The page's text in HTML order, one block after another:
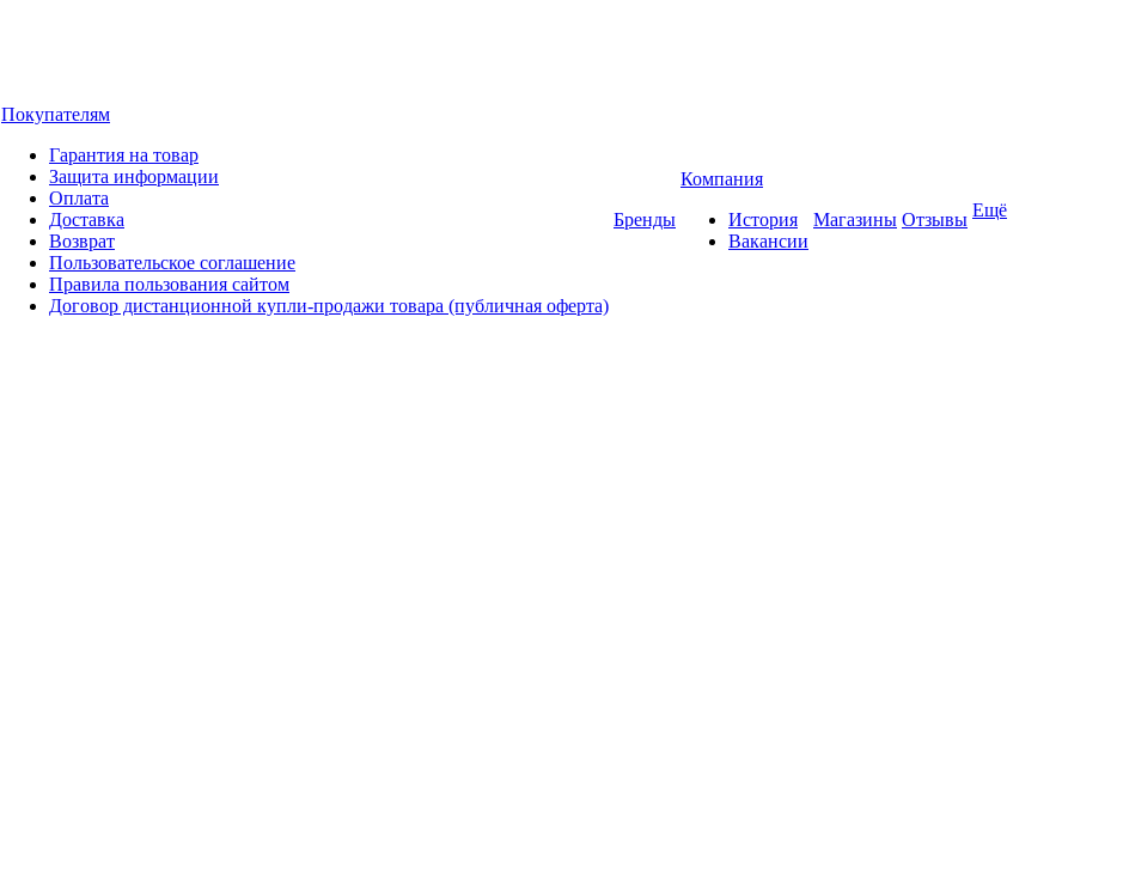
Покупателям
Гарантия на товар
Защита информации
Оплата
Доставка
Возврат
Пользовательское соглашение
Правила пользования сайтом
Договор дистанционной купли-продажи товара (публичная оферта)
Бренды
Компания
История
Вакансии
Магазины Отзывы Ещё